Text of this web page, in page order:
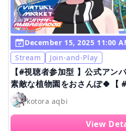
December 15, 2025 11:00
Stream
Join-and-Play
【#視聴者参加型 】公式ア
素敵な植物園をおさんぽ🍀【
/kotora aqbi 】
kotora aqbi
View